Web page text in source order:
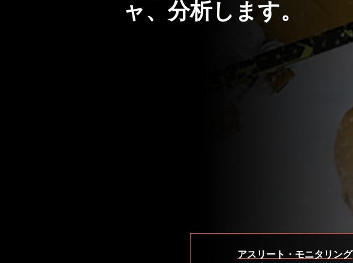
ャ、分析します。
アスリート・モニタリング